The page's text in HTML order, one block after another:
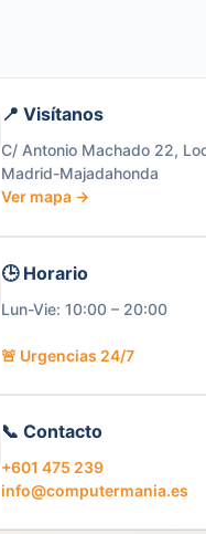
📍 Visítanos
C/ Antonio Machado 22,
Madrid-Majadahonda
Ver mapa →
🕒 Horario
Lun-Vie: 10:00 – 20:00
🚨 Urgencias 24/7
📞 Contacto
+601 475 239
info@computermania.es